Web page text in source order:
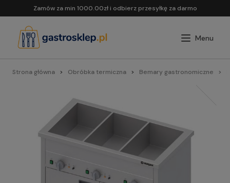
Zamów za min 1000.00zł i odbierz przesyłkę za darmo
Strona główna Obróbka termiczna Bemary gastronomiczne